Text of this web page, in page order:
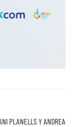
PLANELLS Y ANDREA